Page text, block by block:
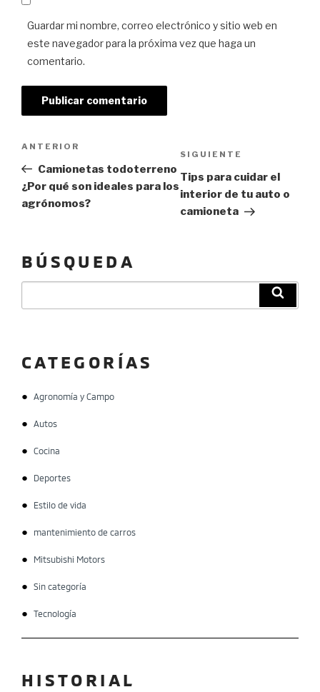
Guardar mi nombre, correo electrónico y sitio web en
este navegador para la próxima vez que haga un
comentario.
Previous
Post
ANTERIOR
Camionetas todoterreno
¿Por qué son ideales para los
agrónomos?
Next
Post
SIGUIENTE
Tips para cuidar el
interior de tu auto o
camioneta
BÚSQUEDA
por:
CATEGORÍAS
Agronomía y Campo
Autos
Cocina
Deportes
Estilo de vida
mantenimiento de carros
Mitsubishi Motors
Sin categoría
Tecnología
HISTORIAL